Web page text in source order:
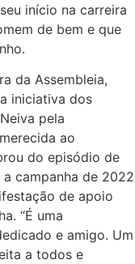
início na carreira
de bem e que
da Assembleia,
iniciativa dos
pela
ao
do episódio de
campanha de 2022
de apoio
“É uma
e amigo. Um
a todos e